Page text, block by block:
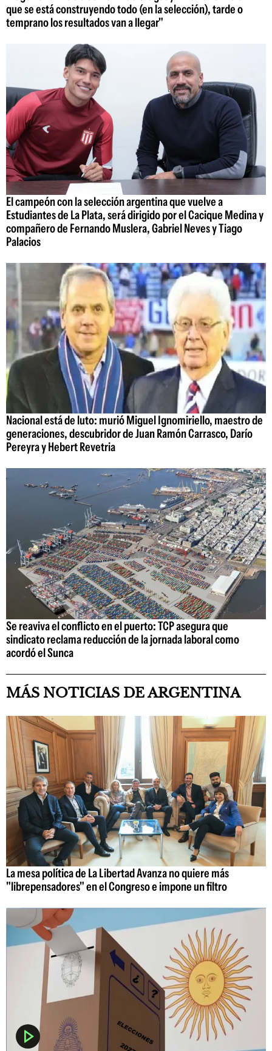
que se está construyendo todo (en la selección), tarde o
temprano los resultados van a llegar"
El campeón con la selección argentina que vuelve a
Estudiantes de La Plata, será dirigido por el Cacique Medina y
compañero de Fernando Muslera, Gabriel Neves y Tiago
Palacios
Nacional está de luto: murió Miguel Ignomiriello, maestro de
generaciones, descubridor de Juan Ramón Carrasco, Darío
Pereyra y Hebert Revetria
Se reaviva el conflicto en el puerto: TCP asegura que
sindicato reclama reducción de la jornada laboral como
acordó el Sunca
MÁS NOTICIAS DE ARGENTINA
La mesa política de La Libertad Avanza no quiere más
"librepensadores" en el Congreso e impone un filtro